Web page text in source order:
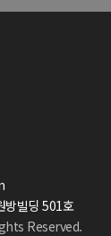
방빌딩 501호
Reserved.